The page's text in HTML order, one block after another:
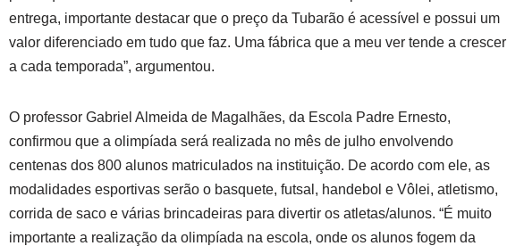
entrega, importante destacar que o preço da Tubarão é acessível e possui um
valor diferenciado em tudo que faz. Uma fábrica que a meu ver tende a crescer
a cada temporada”, argumentou.
O professor Gabriel Almeida de Magalhães, da Escola Padre Ernesto,
confirmou que a olimpíada será realizada no mês de julho envolvendo
centenas dos 800 alunos matriculados na instituição. De acordo com ele, as
modalidades esportivas serão o basquete, futsal, handebol e Vôlei, atletismo,
corrida de saco e várias brincadeiras para divertir os atletas/alunos. “É muito
importante a realização da olimpíada na escola, onde os alunos fogem da